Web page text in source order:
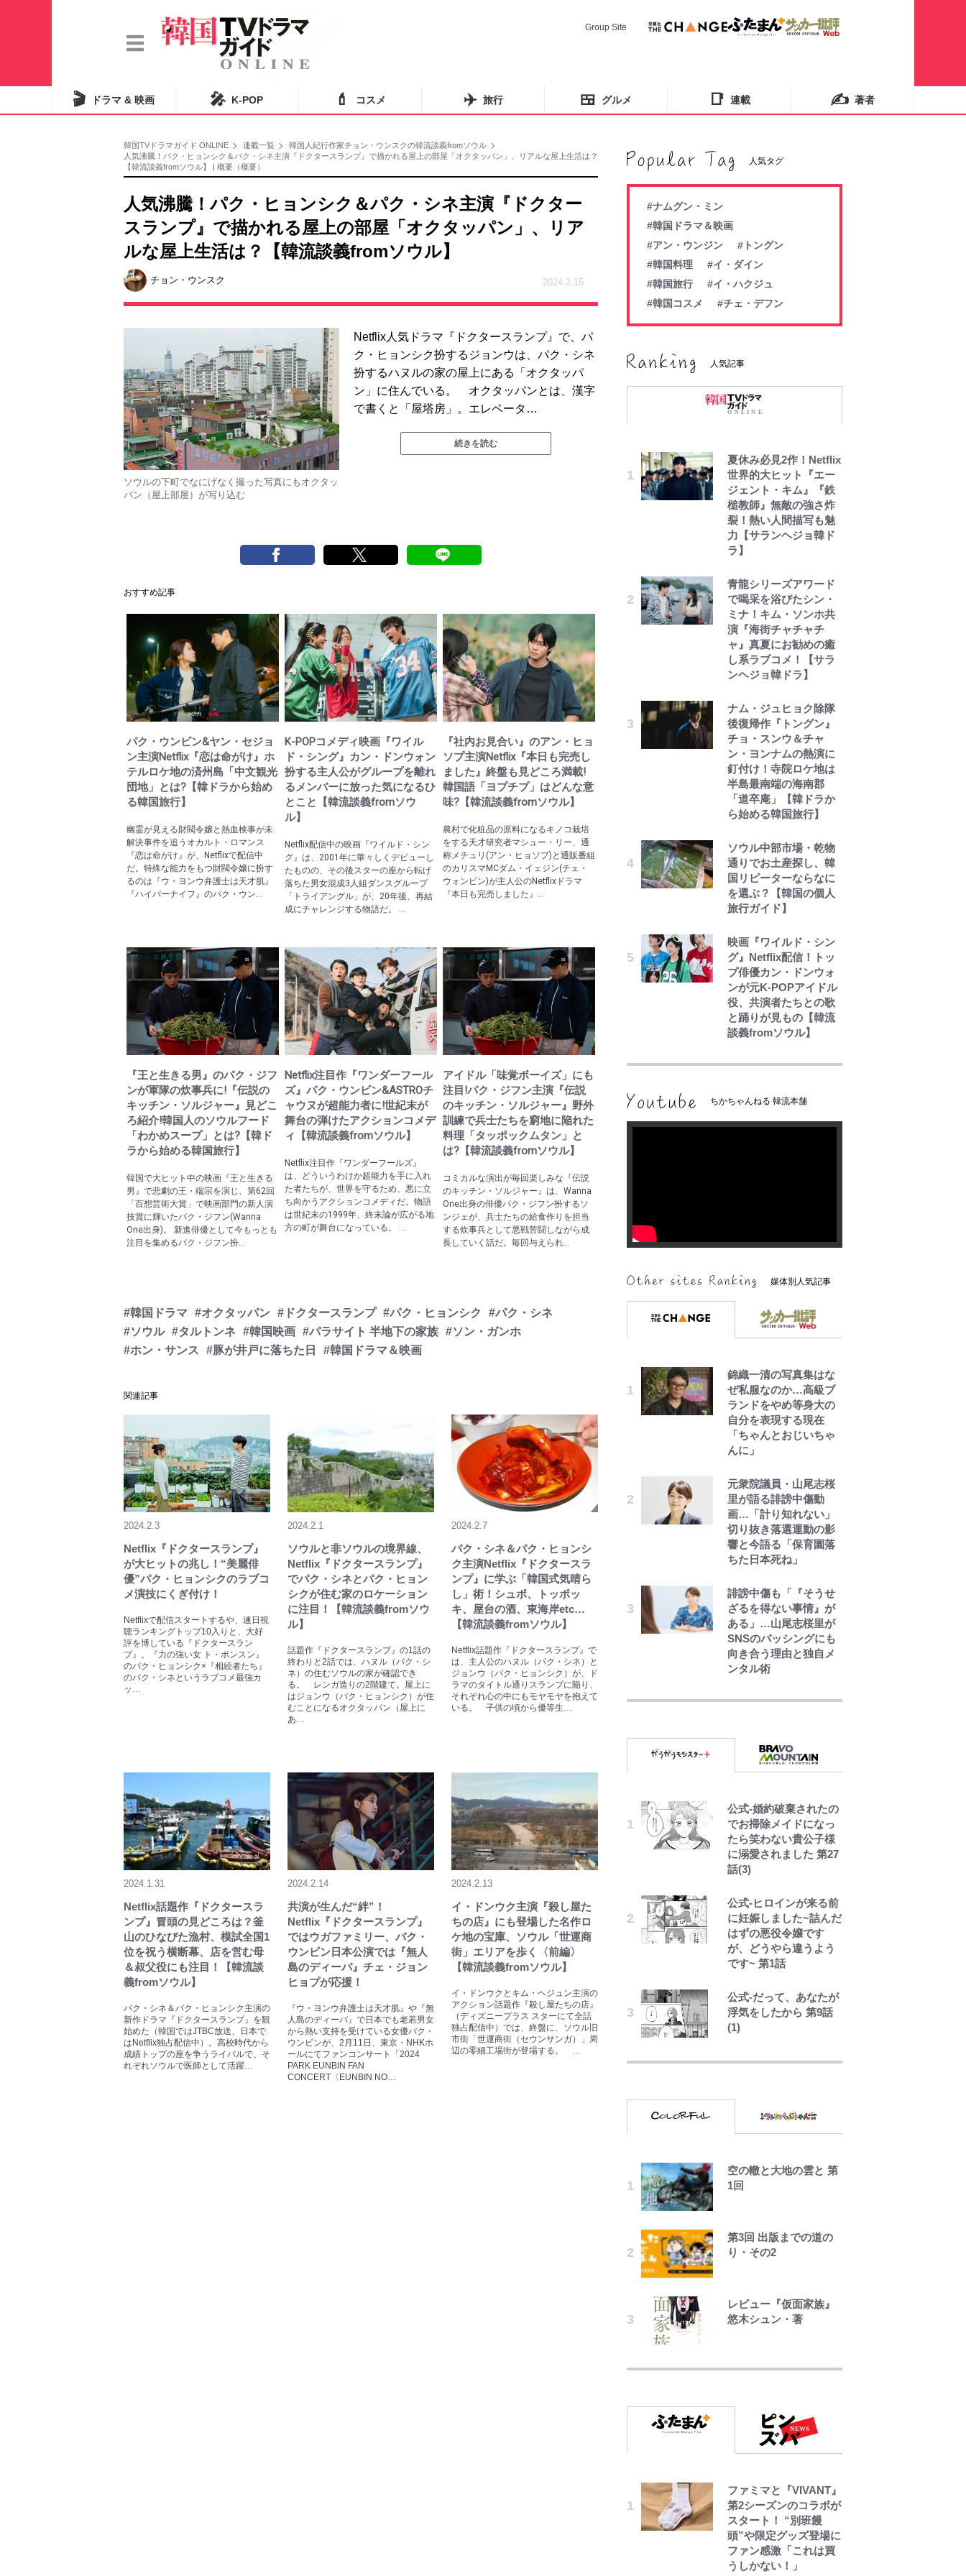
Group Site
🎬 ドラマ & 映画 🎤 K-POP 💄 コスメ ✈️ 旅行 🍱 グルメ 📑 連載 ✍️ 著者
韓国TVドラマガイド ONLINE 連載一覧
韓国人紀行作家チョン・ウンスクの韓流談義fromソウル
人気沸騰！パク・ヒョンシク＆パク・シネ主演『ドクタースランプ』で描かれる屋上の部屋「オクタッパン」、リアルな屋上生活は？
【韓流談義fromソウル】 | 概要（概要）
人気沸騰！パク・ヒョンシク＆パク・シネ主演『ドクター
スランプ』で描かれる屋上の部屋「オクタッパン」、リア
ルな屋上生活は？【韓流談義fromソウル】
チョン・ウンスク 2024.2.15
ソウルの下町でなにげなく撮った写真にもオクタッ
パン（屋上部屋）が写り込む
Netflix人気ドラマ『ドクタースランプ』で、パ
ク・ヒョンシク扮するジョンウは、パク・シネ
扮するハヌルの家の屋上にある「オクタッパ
ン」に住んでいる。 オクタッパンとは、漢字
で書くと「屋塔房」。エレベータ…
続きを読む
おすすめ記事
パク・ウンビン&ヤン・セジョ
ン主演Netflix『恋は命がけ』ホ
テルロケ地の済州島「中文観光
団地」とは?【韓ドラから始め
る韓国旅行】
幽霊が見える財閥令嬢と熱血検事が未
解決事件を追うオカルト・ロマンス
『恋は命がけ』が、Netflixで配信中
だ。特殊な能力をもつ財閥令嬢に扮す
るのは『ウ・ヨンウ弁護士は天才肌』
『ハイパーナイフ』のパク・ウン...
K-POPコメディ映画『ワイル
ド・シング』カン・ドンウォン
扮する主人公がグループを離れ
るメンバーに放った気になるひ
とこと【韓流談義fromソウ
ル】
Netflix配信中の映画『ワイルド・シン
グ』は、2001年に華々しくデビューし
たものの、その後スターの座から転げ
落ちた男女混成3人組ダンスグループ
「トライアングル」が、20年後、再結
成にチャレンジする物語だ。 ...
『社内お見合い』のアン・ヒョ
ソプ主演Netflix『本日も完売し
ました』終盤も見どころ満載!
韓国語「ヨプチプ」はどんな意
味?【韓流談義fromソウル】
農村で化粧品の原料になるキノコ栽培
をする天才研究者マシュー・リー、通
称メチュリ(アン・ヒョソプ)と通販番組
のカリスマМCダム・イェジン(チェ・
ウォンビン)が主人公のNetflixドラマ
『本日も完売しました』...
『王と生きる男』のパク・ジフ
ンが軍隊の炊事兵に!『伝説の
キッチン・ソルジャー』見どこ
ろ紹介!韓国人のソウルフード
「わかめスープ」とは?【韓ド
ラから始める韓国旅行】
韓国で大ヒット中の映画『王と生きる
男』で悲劇の王・端宗を演じ、第62回
「百想芸術大賞」で映画部門の新人演
技賞に輝いたパク・ジフン(Wanna
One出身)。 新進俳優として今もっとも
注目を集めるパク・ジフン扮...
Netflix注目作『ワンダーフール
ズ』パク・ウンビン&ASTROチ
ャウヌが超能力者に!世紀末が
舞台の弾けたアクションコメデ
ィ【韓流談義fromソウル】
Netflix注目作『ワンダーフールズ』
は、どういうわけか超能力を手に入れ
た者たちが、世界を守るため、悪に立
ち向かうアクションコメディだ。物語
は世紀末の1999年、終末論が広がる地
方の町が舞台になっている。 ...
アイドル「味覚ボーイズ」にも
注目!パク・ジフン主演『伝説
のキッチン・ソルジャー』野外
訓練で兵士たちを窮地に陥れた
料理「タッポックムタン」と
は?【韓流談義fromソウル】
コミカルな演出が毎回楽しみな『伝説
のキッチン・ソルジャー』は、Wanna
One出身の俳優パク・ジフン扮するソ
ンジェが、兵士たちの給食作りを担当
する炊事兵として悪戦苦闘しながら成
長していく話だ。毎回与えられ...
#韓国ドラマ #オクタッパン #ドクタースランプ #パク・ヒョンシク
#パク・シネ
#ソウル #タルトンネ #韓国映画 #パラサイト 半地下の家族 #ソン・ガンホ
#ホン・サンス
#豚が井戸に落ちた日 #韓国ドラマ＆映画
関連記事
2024.2.3
Netflix『ドクタースランプ』
が大ヒットの兆し！“美麗俳
優”パク・ヒョンシクのラブコ
メ演技にくぎ付け！
Netflixで配信スタートするや、連日視
聴ランキングトップ10入りと、大好
評を博している『ドクタースラン
プ』。『力の強い女 ト・ボンスン』
のパク・ヒョンシク×『相続者たち』
のパク・シネというラブコメ最強カ
ッ…
2024.2.1
ソウルと非ソウルの境界線、
Netflix『ドクタースランプ』
でパク・シネとパク・ヒョン
シクが住む家のロケーション
に注目！【韓流談義fromソウ
ル】
話題作『ドクタースランプ』の1話の
終わりと2話では、ハヌル（パク・シ
ネ）の住むソウルの家が確認でき
る。 レンガ造りの2階建て。屋上に
はジョンウ（パク・ヒョンシク）が住
むことになるオクタッパン（屋上に
あ…
2024.2.7
パク・シネ＆パク・ヒョンシ
ク主演Netflix『ドクタースラ
ンプ』に学ぶ「韓国式気晴ら
し」術！シュポ、トッポッ
キ、屋台の酒、東海岸etc…
【韓流談義fromソウル】
Netflix話題作『ドクタースランプ』で
は、主人公のハヌル（パク・シネ）と
ジョンウ（パク・ヒョンシク）が、ド
ラマのタイトル通りスランプに陥り、
それぞれ心の中にもモヤモヤを抱えて
いる。 子供の頃から優等生…
2024.1.31
Netflix話題作『ドクタースラ
ンプ』冒頭の見どころは？釜
山のひなびた漁村、模試全国1
位を祝う横断幕、店を営む母
＆叔父役にも注目！【韓流談
義fromソウル】
パク・シネ＆パク・ヒョンシク主演の
新作ドラマ『ドクタースランプ』を観
始めた（韓国ではJTBC放送、日本で
はNetflix独占配信中）。高校時代から
成績トップの座を争うライバルで、そ
れぞれソウルで医師として活躍…
2024.2.14
共演が生んだ“絆”！
Netflix『ドクタースランプ』
ではウガファミリー、パク・
ウンビン日本公演では『無人
島のディーバ』チェ・ジョン
ヒョプが応援！
『ウ・ヨンウ弁護士は天才肌』や『無
人島のディーバ』で日本でも老若男女
から熱い支持を受けている女優パク・
ウンビンが、2月11日、東京・NHKホ
ールにてファンコンサート「2024
PARK EUNBIN FAN
CONCERT〈EUNBIN NO…
2024.2.13
イ・ドンウク主演『殺し屋た
ちの店』にも登場した名作ロ
ケ地の宝庫、ソウル「世運商
街」エリアを歩く〈前編〉
【韓流談義fromソウル】
イ・ドンウクとキム・ヘジュン主演の
アクション話題作『殺し屋たちの店』
（ディズニープラス スターにて全話
独占配信中）では、終盤に、ソウル旧
市街「世運商街（セウンサンガ）」周
辺の零細工場街が登場する。 …
人気タグ
#ナムグン・ミン
#韓国ドラマ＆映画
#アン・ウンジン
#トングン
#韓国料理
#イ・ダイン
#韓国旅行
#イ・ハクジュ
#韓国コスメ
#チェ・デフン
人気記事
夏休み必見2作！Netflix
世界的大ヒット『エー
ジェント・キム』『鉄
槌教師』無敵の強さ炸
裂！熱い人間描写も魅
力【サランヘジョ韓ド
ラ】
青龍シリーズアワード
で喝采を浴びたシン・
ミナ！キム・ソンホ共
演『海街チャチャチ
ャ』真夏にお勧めの癒
し系ラブコメ！【サラ
ンヘジョ韓ドラ】
ナム・ジュヒョク除隊
後復帰作『トングン』
チョ・スンウ＆チャ
ン・ヨンナムの熱演に
釘付け！寺院ロケ地は
半島最南端の海南郡
「道卒庵」【韓ドラか
ら始める韓国旅行】
ソウル中部市場・乾物
通りでお土産探し、韓
国リピーターならなに
を選ぶ？【韓国の個人
旅行ガイド】
映画『ワイルド・シン
グ』Netflix配信！トッ
プ俳優カン・ドンウォ
ンが元K-POPアイドル
役、共演者たちとの歌
と踊りが見もの【韓流
談義fromソウル】
ちかちゃんねる 韓流本舗
媒体別人気記事
錦織一清の写真集はな
ぜ私服なのか…高級ブ
ランドをやめ等身大の
自分を表現する現在
「ちゃんとおじいちゃ
んに」
元衆院議員・山尾志桜
里が語る誹謗中傷動
画…「計り知れない」
切り抜き落選運動の影
響と今語る「保育園落
ちた日本死ね」
誹謗中傷も「『そうせ
ざるを得ない事情』が
ある」…山尾志桜里が
SNSのバッシングにも
向き合う理由と独自メ
ンタル術
うやって入手？｣ブライ
ント！｢薫の笑顔見れて
よかった｣｢大喜びのリ
ュテル可愛すぎ｣
浦和と千葉の首をかし
げる主力放出、柏リカ
ルドの下で新加入2人が
化ける！Jリーグに必要
な外国人選手は【Jリー
制｣の大激論】(4)
W杯クオーター制への
大反発か、FIFA会長を
追い詰めた｢欧州のボイ
【FIFA3兆円の野望と2
度のオウンゴール、来
年3月の会長選】(3)
公式-婚約破棄されたの
でお掃除メイドになっ
たら笑わない貴公子様
に溺愛されました 第27
話(3)
公式-ヒロインが来る前
に妊娠しました~詰んだ
はずの悪役令嬢です
が、どうやら違うよう
です~ 第1話
公式-だって、あなたが
浮気をしたから 第9話
(1)
一端にいることを体
ハイキング」パノラマ
絶景レポ【福島県福島
アユは「怒らせて掛け
「アユイング」のオリ
ジナリティ＆おもしろ
さを知る
「キャンプツーリン
グ」での「NGパッキン
序や位置」積載のコツ
空の轍と大地の雲と 第
1回
第3回 出版までの道の
り・その2
レビュー『仮面家族』
悠木シュン・著
ゾ
浅草は日本の心だゾ
ボンジュールでポンジ
ュースだゾ
ファミマと『VIVANT』
第2シーズンのコラボが
スタート！ “別班饅
頭”や限定グッズ登場に
ファン感激「これは買
うしかない！」